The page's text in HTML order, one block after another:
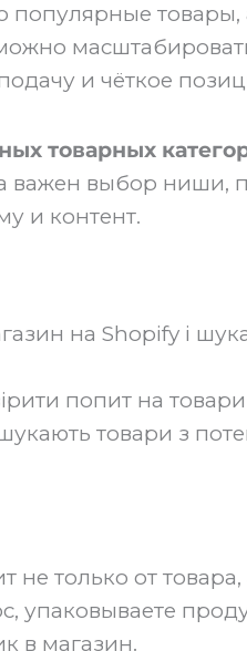
популярные
и чёткое
товарных
важен выбор ниши,
и контент.
на Shopify і
попит на
товари з
не только от товара,
упаковываете
в магазин.